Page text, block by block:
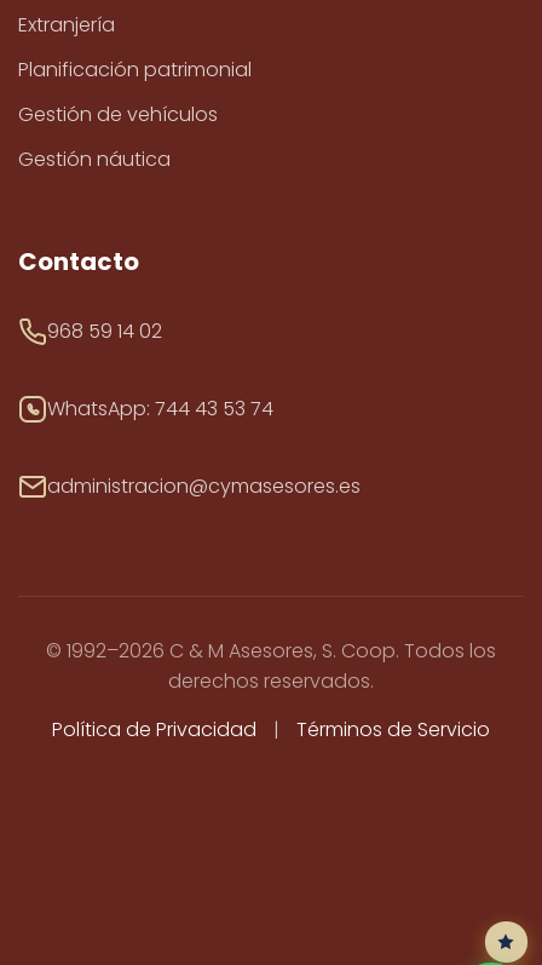
Extranjería
Planificación patrimonial
Gestión de vehículos
Gestión náutica
Contacto
968 59 14 02
WhatsApp: 744 43 53 74
administracion@cymasesores.es
© 1992–2026 C & M Asesores, S. Coop. Todos los
derechos reservados.
Política de Privacidad
| Términos de Servicio